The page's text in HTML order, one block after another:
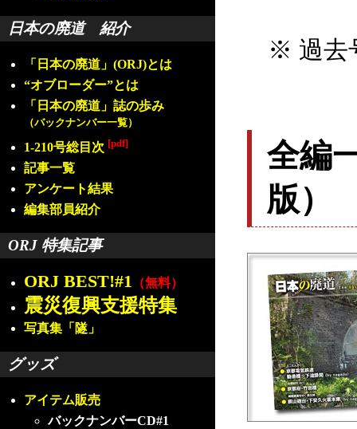
日本の廃道 紹介
「日本の廃道」(ORJ)とは
“オブローダー”とは
「日本の廃道」誌の歩み
（バックナンバー一覧）
1-210号総目次 [pdf]
記事一覧
アンケート結果
編集部員紹介
ORJ 特集記事
ORJ BEST!#1 （無料）
震災復興支援特集
写真集「隧」
グッズ
アイテム販売
バックナンバーCD#1
※ 過去
全編
版）